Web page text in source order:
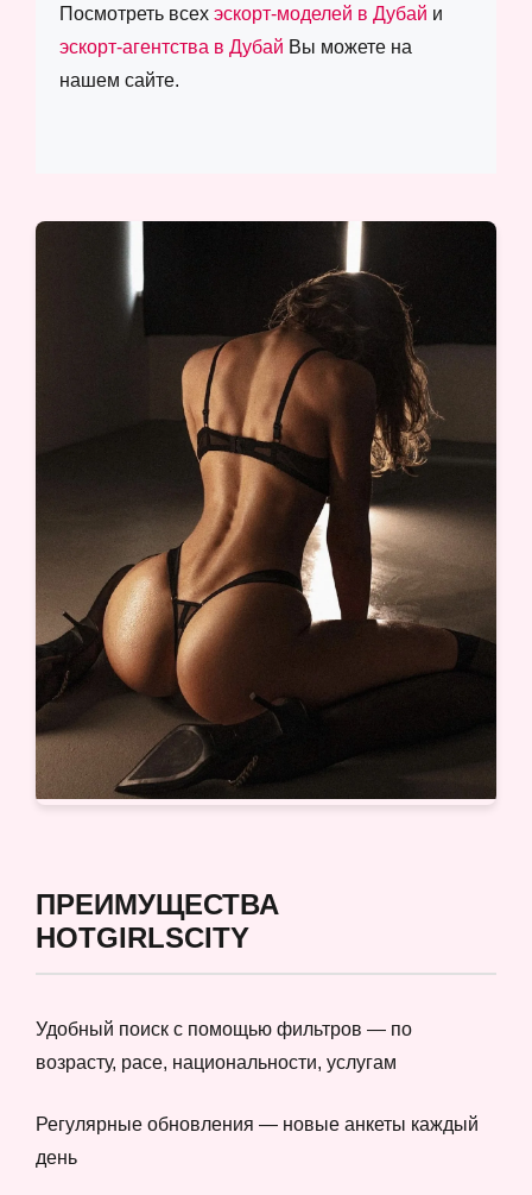
Посмотреть всех эскорт-моделей в Дубай и
эскорт-агентства в Дубай Вы можете на
нашем сайте.
ПРЕИМУЩЕСТВА
HOTGIRLSCITY
Удобный поиск с помощью фильтров — по
возрасту, расе, национальности, услугам
Регулярные обновления — новые анкеты каждый
день